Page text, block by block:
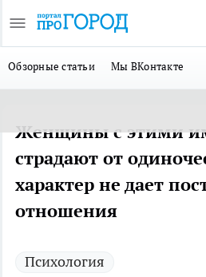
Обзорные статьи Мы ВКонтакте
Женщины с этими
страдают от
характер не дает
отношения
Психология